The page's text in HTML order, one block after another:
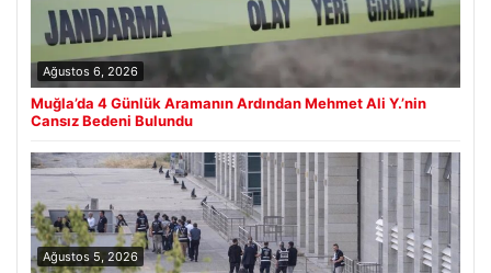
Ağustos 6, 2026
Muğla’da 4 Günlük Aramanın Ardından Mehmet Ali Y.’nin
Cansız Bedeni Bulundu
Ağustos 5, 2026